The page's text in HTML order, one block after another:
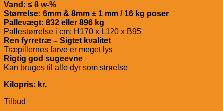
Vand: ≤ 8 w-%
Størrelse: 6mm & 8mm ± 1 mm / 16 kg poser
Pallevægt: 832 eller 896 kg
Pallestørrelse i cm: H170 x L120 x B95
Ren fyrretræ – Sigtet kvalitet
Træpillernes farve er meget lys
Rigtig god sugeevne
Kan bruges til alle dyr som strøelse
Kilopris: kr.
Tilbud